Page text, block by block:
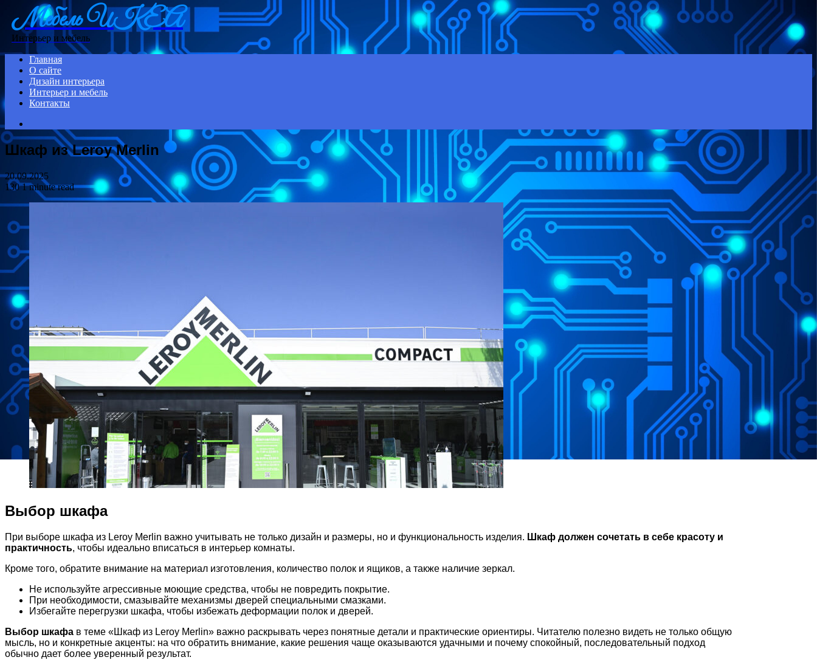
Мебель ИКЕА
Интерьер и мебель
Главная
О сайте
Дизайн интерьера
Интерьер и мебель
Контакты
for
Шкаф из Leroy Merlin
20.09.2025
1301 minute read
Выбор шкафа
При выборе шкафа из Leroy Merlin важно учитывать не только дизайн и размеры, но и функциональность изделия. Шкаф должен сочетать в себе красоту и
практичность, чтобы идеально вписаться в интерьер комнаты.
Кроме того, обратите внимание на материал изготовления, количество полок и ящиков, а также наличие зеркал.
Не используйте агрессивные моющие средства, чтобы не повредить покрытие.
При необходимости, смазывайте механизмы дверей специальными смазками.
Избегайте перегрузки шкафа, чтобы избежать деформации полок и дверей.
Выбор шкафа в теме «Шкаф из Leroy Merlin» важно раскрывать через понятные детали и практические ориентиры. Читателю полезно видеть не только общую
мысль, но и конкретные акценты: на что обратить внимание, какие решения чаще оказываются удачными и почему спокойный, последовательный подход
обычно дает более уверенный результат.